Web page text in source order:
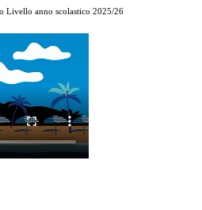
Livello anno scolastico 2025/26